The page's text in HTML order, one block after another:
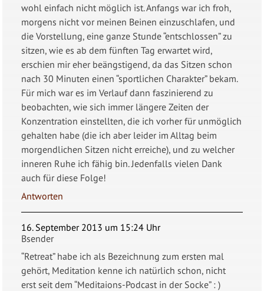
wohl einfach nicht möglich ist. Anfangs war ich froh,
morgens nicht vor meinen Beinen einzuschlafen, und
die Vorstellung, eine ganze Stunde “entschlossen” zu
sitzen, wie es ab dem fünften Tag erwartet wird,
erschien mir eher beängstigend, da das Sitzen schon
nach 30 Minuten einen “sportlichen Charakter” bekam.
Für mich war es im Verlauf dann faszinierend zu
beobachten, wie sich immer längere Zeiten der
Konzentration einstellten, die ich vorher für unmöglich
gehalten habe (die ich aber leider im Alltag beim
morgendlichen Sitzen nicht erreiche), und zu welcher
inneren Ruhe ich fähig bin. Jedenfalls vielen Dank
auch für diese Folge!
Antworten
16. September 2013 um 15:24 Uhr
Bsender
“Retreat” habe ich als Bezeichnung zum ersten mal
gehört, Meditation kenne ich natürlich schon, nicht
erst seit dem “Meditaions-Podcast in der Socke” : )